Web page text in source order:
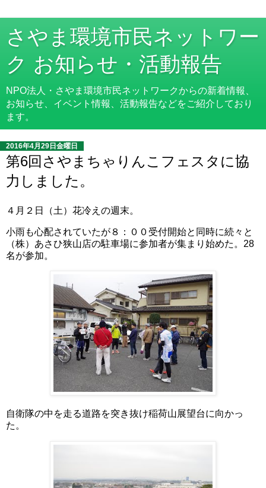
さやま環境市民ネットワー
ク お知らせ・活動報告
NPO法人・さやま環境市民ネットワークからの新着情報、
お知らせ、イベント情報、活動報告などをご紹介しており
ます。
2016年4月29日金曜日
第6回さやまちゃりんこフェスタに協
力しました。
４月２日（土）花冷えの週末。
小雨も心配されていたが８：００受付開始と同時に続々と
（株）あさひ狭山店の駐車場に参加者が集まり始めた。28
名が参加。
自衛隊の中を走る道路を突き抜け稲荷山展望台に向かっ
た。